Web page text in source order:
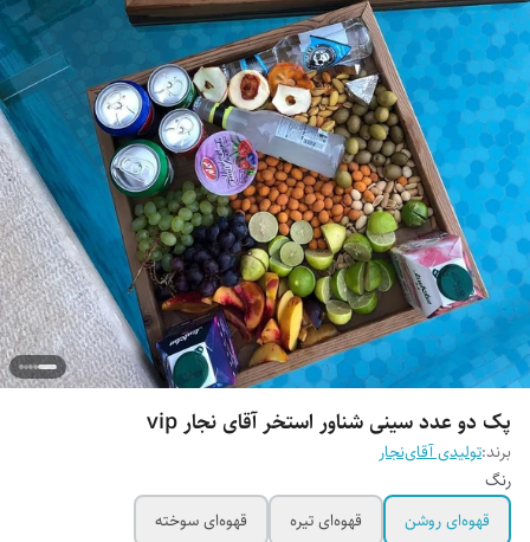
پک دو عدد سینی شناور استخر آقای نجار vip
برند:تولیدی آقای‌نجار
رنگ
قهوه‌ای روشن
قهوه‌ای تیره قهوه‌ای سوخته